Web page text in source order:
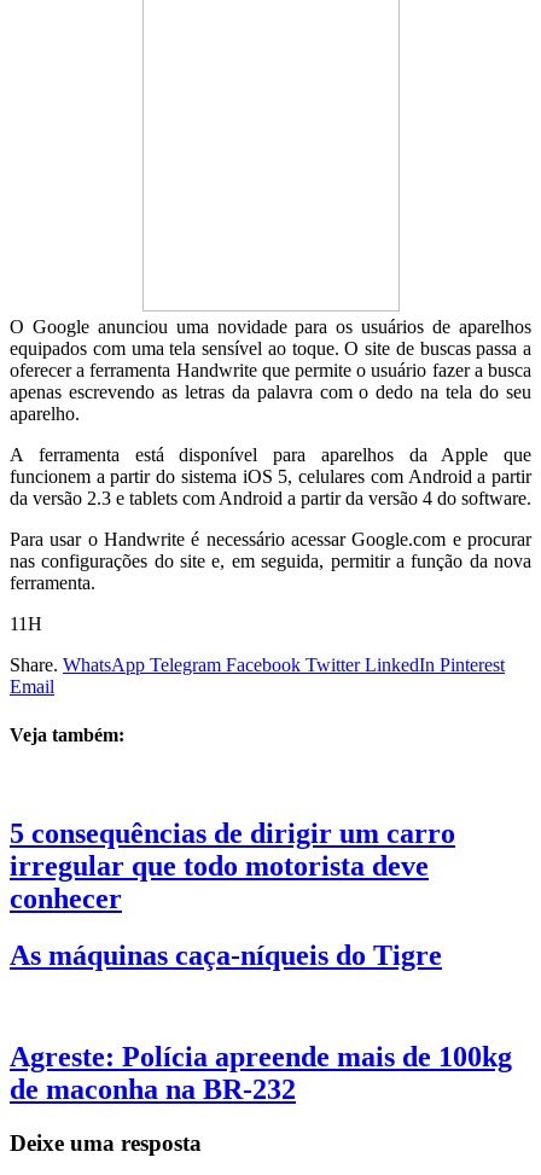
O Google anunciou uma novidade para os usuários de aparelhos
equipados com uma tela sensível ao toque. O site de buscas passa a
oferecer a ferramenta Handwrite que permite o usuário fazer a busca
apenas escrevendo as letras da palavra com o dedo na tela do seu
aparelho.
A ferramenta está disponível para aparelhos da Apple que
funcionem a partir do sistema iOS 5, celulares com Android a partir
da versão 2.3 e tablets com Android a partir da versão 4 do software.
Para usar o Handwrite é necessário acessar Google.com e procurar
nas configurações do site e, em seguida, permitir a função da nova
ferramenta.
11H
Share. WhatsApp Telegram Facebook Twitter LinkedIn Pinterest
Email
Veja também:
5 consequências de dirigir um carro
irregular que todo motorista deve
conhecer
As máquinas caça-níqueis do Tigre
Agreste: Polícia apreende mais de 100kg
de maconha na BR-232
Deixe uma resposta